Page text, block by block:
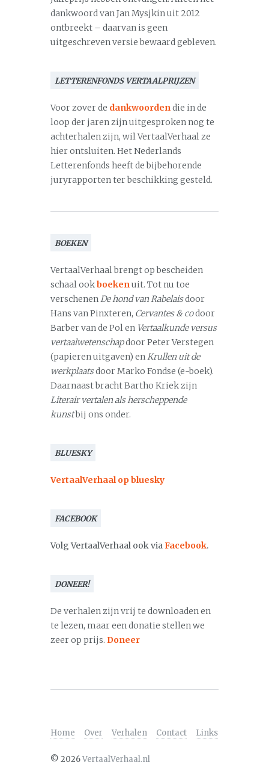
dankwoord van Jan Mysjkin uit 2012
ontbreekt – daarvan is geen
uitgeschreven versie bewaard gebleven.
LETTERENFONDS VERTAALPRIJZEN
Voor zover de dankwoordendie in de
loop der jaren zijn uitgesproken nog te
achterhalen zijn, wil VertaalVerhaal ze
hier ontsluiten. Het Nederlands
Letterenfonds heeft de bijbehorende
juryrapporten ter beschikking gesteld.
BOEKEN
VertaalVerhaal brengt op bescheiden
schaal ookboekenuit. Tot nu toe
verschenenDe hond van Rabelaisdoor
Hans van Pinxteren, Cervantes & codoor
Barber van de Pol en Vertaalkunde versus
vertaalwetenschapdoor Peter Verstegen
(papieren uitgaven) enKrullen uit de
werkplaatsdoor Marko Fondse (e-boek).
Daarnaast bracht Bartho Kriek zijn
Literair vertalen als herscheppende
kunstbij ons onder.
BLUESKY
VertaalVerhaal op bluesky
FACEBOOK
Volg VertaalVerhaal ook viaFacebook.
DONEER!
De verhalen zijn vrij te downloaden en
te lezen, maar een donatie stellen we
zeer op prijs. Doneer
Home Over Verhalen Contact Links
© 2026VertaalVerhaal.nl